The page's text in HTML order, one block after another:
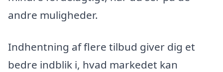
andre muligheder.
Indhentning af flere tilbud giver dig et
bedre indblik i, hvad markedet kan